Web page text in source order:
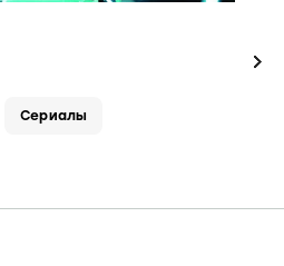
icon
Сериалы